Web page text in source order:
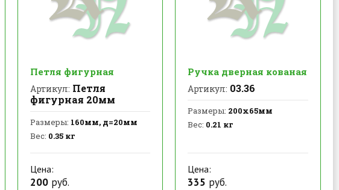
Петля фигурная
Артикул: Петля
фигурная 20мм
Размеры: 160мм, д=20мм
Вес: 0.35 кг
Цена:
200руб.
Ручка дверная кованая
Артикул: 03.36
Размеры: 200х65мм
Вес: 0.21 кг
Цена:
335 руб.